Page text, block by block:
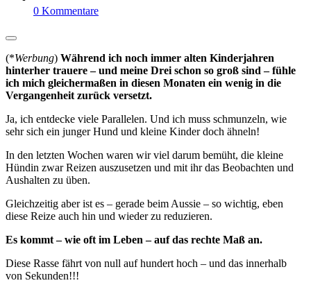
0 Kommentare
(*Werbung) Während ich noch immer alten Kinderjahren
hinterher trauere – und meine Drei schon so groß sind – fühle
ich mich gleichermaßen in diesen Monaten ein wenig in die
Vergangenheit zurück versetzt.
Ja, ich entdecke viele Parallelen. Und ich muss schmunzeln, wie
sehr sich ein junger Hund und kleine Kinder doch ähneln!
In den letzten Wochen waren wir viel darum bemüht, die kleine
Hündin zwar Reizen auszusetzen und mit ihr das Beobachten und
Aushalten zu üben.
Gleichzeitig aber ist es – gerade beim Aussie – so wichtig, eben
diese Reize auch hin und wieder zu reduzieren.
Es kommt – wie oft im Leben – auf das rechte Maß an.
Diese Rasse fährt von null auf hundert hoch – und das innerhalb
von Sekunden!!!